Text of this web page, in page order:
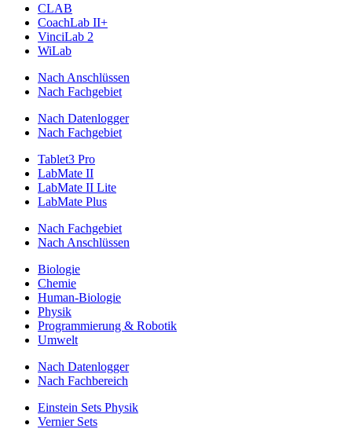
CLAB
CoachLab II+
VinciLab 2
WiLab
Nach Anschlüssen
Nach Fachgebiet
Nach Datenlogger
Nach Fachgebiet
Tablet3 Pro
LabMate II
LabMate II Lite
LabMate Plus
Nach Fachgebiet
Nach Anschlüssen
Biologie
Chemie
Human-Biologie
Physik
Programmierung & Robotik
Umwelt
Nach Datenlogger
Nach Fachbereich
Einstein Sets Physik
Vernier Sets